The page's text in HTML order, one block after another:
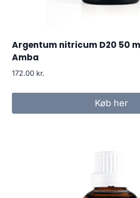
Argentum nitricum D20 50
Amba
172.00 kr.
Køb her